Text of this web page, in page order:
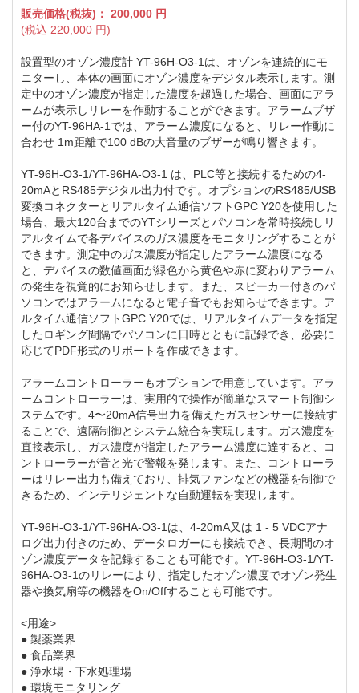
販売価格(税抜)： 200,000 円
(税込 220,000 円)
設置型のオゾン濃度計 YT-96H-O3-1は、オゾンを連続的にモ
ニターし、本体の画面にオゾン濃度をデジタル表示します。測
定中のオゾン濃度が指定した濃度を超過した場合、画面にアラ
ームが表示しリレーを作動することができます。アラームブザ
ー付のYT-96HA-1では、アラーム濃度になると、リレー作動に
合わせ 1m距離で100 dBの大音量のブザーが鳴り響きます。
YT-96H-O3-1/YT-96HA-O3-1 は、PLC等と接続するための4-
20mAとRS485デジタル出力付です。オプションのRS485/USB
変換コネクターとリアルタイム通信ソフトGPC Y20を使用した
場合、最大120台までのYTシリーズとパソコンを常時接続しリ
アルタイムで各デバイスのガス濃度をモニタリングすることが
できます。測定中のガス濃度が指定したアラーム濃度になる
と、デバイスの数値画面が緑色から黄色や赤に変わりアラーム
の発生を視覚的にお知らせします。また、スピーカー付きのパ
ソコンではアラームになると電子音でもお知らせできます。ア
ルタイム通信ソフトGPC Y20では、リアルタイムデータを指定
したロギング間隔でパソコンに日時とともに記録でき、必要に
応じてPDF形式のリポートを作成できます。
アラームコントローラーもオプションで用意しています。アラ
ームコントローラーは、実用的で操作が簡単なスマート制御シ
ステムです。4〜20mA信号出力を備えたガスセンサーに接続す
ることで、遠隔制御とシステム統合を実現します。ガス濃度を
直接表示し、ガス濃度が指定したアラーム濃度に達すると、コ
ントローラーが音と光で警報を発します。また、コントローラ
ーはリレー出力も備えており、排気ファンなどの機器を制御で
きるため、インテリジェントな自動運転を実現します。
YT-96H-O3-1/YT-96HA-O3-1は、4-20mA又は 1 - 5 VDCアナ
ログ出力付きのため、データロガーにも接続でき、長期間のオ
ゾン濃度データを記録することも可能です。YT-96H-O3-1/YT-
96HA-O3-1のリレーにより、指定したオゾン濃度でオゾン発生
器や換気扇等の機器をOn/Offすることも可能です。
<用途>
● 製薬業界
● 食品業界
● 浄水場・下水処理場
● 環境モニタリング